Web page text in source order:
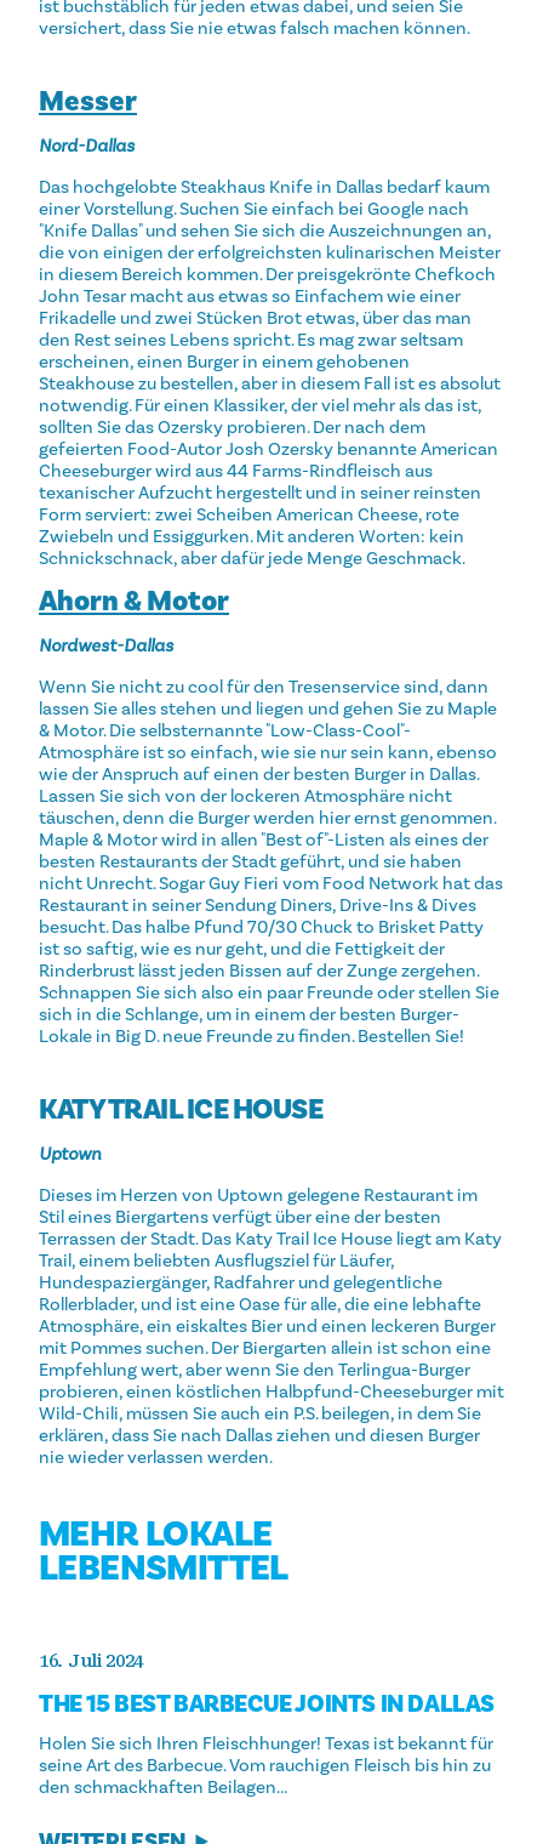
ist buchstäblich für jeden etwas dabei, und seien Sie
versichert, dass Sie nie etwas falsch machen können.
Messer
Nord-Dallas
Das hochgelobte Steakhaus Knife in Dallas bedarf kaum
einer Vorstellung. Suchen Sie einfach bei Google nach
"Knife Dallas" und sehen Sie sich die Auszeichnungen an,
die von einigen der erfolgreichsten kulinarischen Meister
in diesem Bereich kommen. Der preisgekrönte Chefkoch
John Tesar macht aus etwas so Einfachem wie einer
Frikadelle und zwei Stücken Brot etwas, über das man
den Rest seines Lebens spricht. Es mag zwar seltsam
erscheinen, einen Burger in einem gehobenen
Steakhouse zu bestellen, aber in diesem Fall ist es absolut
notwendig. Für einen Klassiker, der viel mehr als das ist,
sollten Sie das Ozersky probieren. Der nach dem
gefeierten Food-Autor Josh Ozersky benannte American
Cheeseburger wird aus 44 Farms-Rindfleisch aus
texanischer Aufzucht hergestellt und in seiner reinsten
Form serviert: zwei Scheiben American Cheese, rote
Zwiebeln und Essiggurken. Mit anderen Worten: kein
Schnickschnack, aber dafür jede Menge Geschmack.
Ahorn & Motor
Nordwest-Dallas
Wenn Sie nicht zu cool für den Tresenservice sind, dann
lassen Sie alles stehen und liegen und gehen Sie zu Maple
& Motor. Die selbsternannte "Low-Class-Cool"-
Atmosphäre ist so einfach, wie sie nur sein kann, ebenso
wie der Anspruch auf einen der besten Burger in Dallas.
Lassen Sie sich von der lockeren Atmosphäre nicht
täuschen, denn die Burger werden hier ernst genommen.
Maple & Motor wird in allen "Best of"-Listen als eines der
besten Restaurants der Stadt geführt, und sie haben
nicht Unrecht. Sogar Guy Fieri vom Food Network hat das
Restaurant in seiner Sendung Diners, Drive-Ins & Dives
besucht. Das halbe Pfund 70/30 Chuck to Brisket Patty
ist so saftig, wie es nur geht, und die Fettigkeit der
Rinderbrust lässt jeden Bissen auf der Zunge zergehen.
Schnappen Sie sich also ein paar Freunde oder stellen Sie
sich in die Schlange, um in einem der besten Burger-
Lokale in Big D. neue Freunde zu finden. Bestellen Sie!
KATY TRAIL ICE HOUSE
Uptown
Dieses im Herzen von Uptown gelegene Restaurant im
Stil eines Biergartens verfügt über eine der besten
Terrassen der Stadt. Das Katy Trail Ice House liegt am Katy
Trail, einem beliebten Ausflugsziel für Läufer,
Hundespaziergänger, Radfahrer und gelegentliche
Rollerblader, und ist eine Oase für alle, die eine lebhafte
Atmosphäre, ein eiskaltes Bier und einen leckeren Burger
mit Pommes suchen. Der Biergarten allein ist schon eine
Empfehlung wert, aber wenn Sie den Terlingua-Burger
probieren, einen köstlichen Halbpfund-Cheeseburger mit
Wild-Chili, müssen Sie auch ein P.S. beilegen, in dem Sie
erklären, dass Sie nach Dallas ziehen und diesen Burger
nie wieder verlassen werden.
MEHR LOKALE
LEBENSMITTEL
16. Juli 2024
THE 15 BEST BARBECUE JOINTS IN DALLAS
Holen Sie sich Ihren Fleischhunger! Texas ist bekannt für
seine Art des Barbecue. Vom rauchigen Fleisch bis hin zu
den schmackhaften Beilagen...